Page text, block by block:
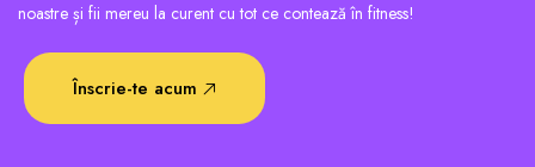
noastre și fii mereu la curent cu tot ce contează în fitness!
Înscrie-te acum